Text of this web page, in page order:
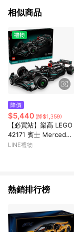
相似商品
降價
$5,440 (降$1,359)
【必買站】樂高 LEGO
42171 賓士 Mercedes
-AMG 樂高® Technic
LINE禮物
熱銷排行榜